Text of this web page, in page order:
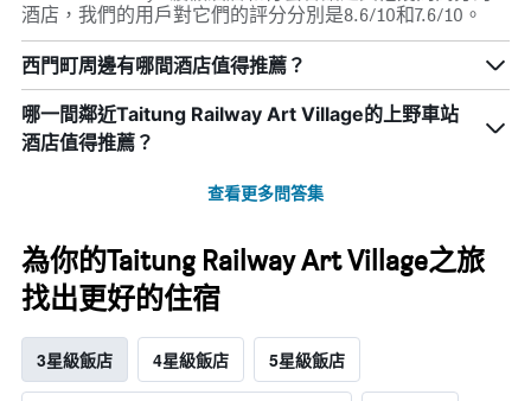
酒店，我們的用戶對它們的評分分別是8.6/10和7.6/10。
西門町周邊有哪間酒店值得推薦？
哪一間鄰近Taitung Railway Art Village的上野車站
酒店值得推薦？
查看更多問答集
為你的Taitung Railway Art Village之旅
找出更好的住宿
3星級飯店 4星級飯店 5星級飯店